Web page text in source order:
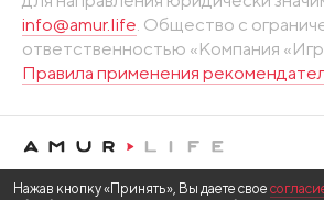
info@amur.life. Общество с
ответственностью «Компания
Правила применения
Нажав кнопку «Принять», Вы даете свое